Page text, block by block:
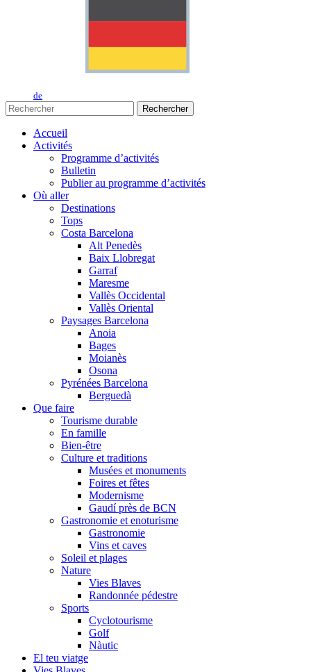
de
Rechercher
Accueil
Activités
Programme d’activités
Bulletin
Publier au programme d’activités
Où aller
Destinations
Tops
Costa Barcelona
Alt Penedès
Baix Llobregat
Garraf
Maresme
Vallès Occidental
Vallès Oriental
Paysages Barcelona
Anoia
Bages
Moianès
Osona
Pyrénées Barcelona
Berguedà
Que faire
Tourisme durable
En famille
Bien-être
Culture et traditions
Musées et monuments
Foires et fêtes
Modernisme
Gaudí près de BCN
Gastronomie et enoturisme
Gastronomie
Vins et caves
Soleil et plages
Nature
Vies Blaves
Randonnée pédestre
Sports
Cyclotourisme
Golf
Nàutic
El teu viatge